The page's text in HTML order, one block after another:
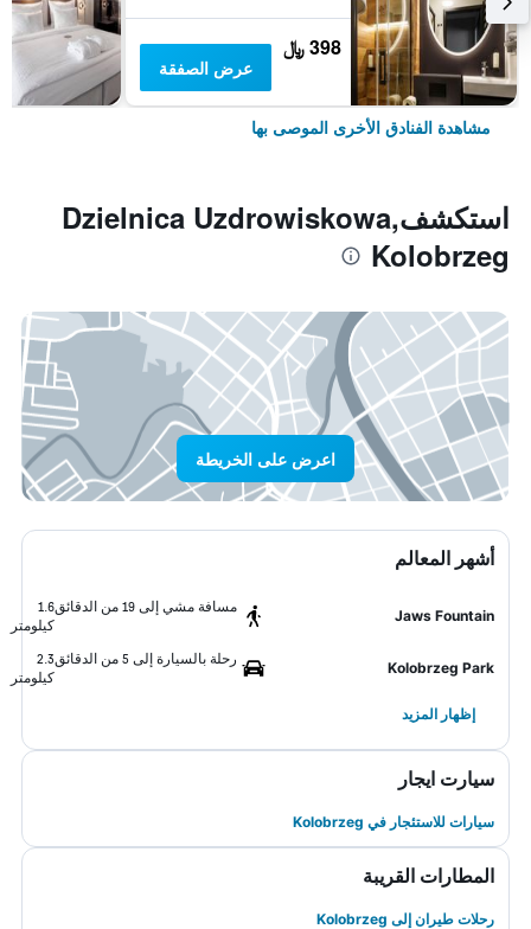
398 ﷼
عرض الصفقة
مشاهدة الفنادق الأخرى الموصى بها
استكشفDzielnica Uzdrowiskowa,
Kolobrzeg
اعرض على الخريطة
أشهر المعالم
Jaws Fountain
مسافة مشي إلى 19 من الدقائق
1.6
كيلومتر
Kolobrzeg Park
رحلة بالسيارة إلى 5 من الدقائق
2.3
كيلومتر
إظهار المزيد
سيارت ايجار
سيارات للاستئجار في Kolobrzeg
المطارات القريبة
رحلات طيران إلى Kolobrzeg